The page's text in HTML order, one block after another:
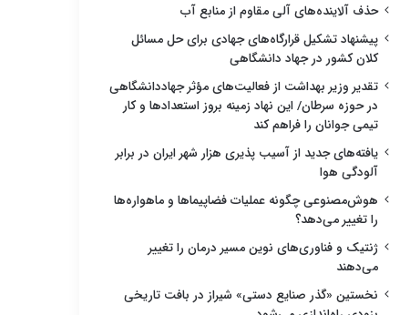
حذف آلاینده‌های آلی مقاوم از منابع آب
پیشنهاد تشکیل قرارگاه‌های جهادی برای حل مسائل
کلان کشور در جهاد دانشگاهی
تقدیر وزیر بهداشت از فعالیت‌های مؤثر جهاددانشگاهی
در حوزه سرطان/ این نهاد زمینه بروز استعدادها و کار
تیمی جوانان را فراهم کند
یافته‌های جدید از آسیب پذیری هزار شهر ایران در برابر
آلودگی هوا
هوش‌مصنوعی چگونه عملیات فضاپیماها و ماهواره‌ها
را تغییر می‌دهد؟
ژنتیک و فناوری‌های نوین مسیر درمان را تغییر
می‌دهند
نخستین «گذر صنایع دستی» شیراز در بافت تاریخی